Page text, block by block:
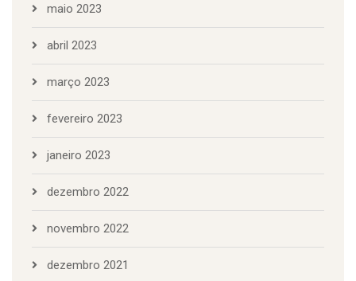
maio 2023
abril 2023
março 2023
fevereiro 2023
janeiro 2023
dezembro 2022
novembro 2022
dezembro 2021